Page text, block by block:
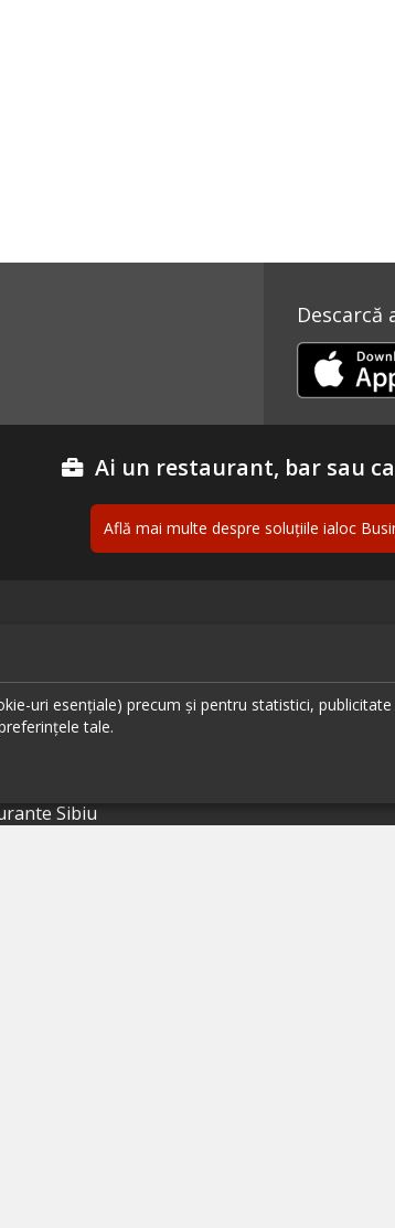
Descarcă
Ai un restaurant, bar sau
Află mai multe despre soluțiile ialoc
Timișoara
Brașov
Sibiu
uri esențiale) precum și pentru statistici,
tale.